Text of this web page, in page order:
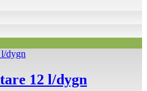
12 l/dygn